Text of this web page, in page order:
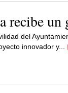
recibe un
del
innovador y...